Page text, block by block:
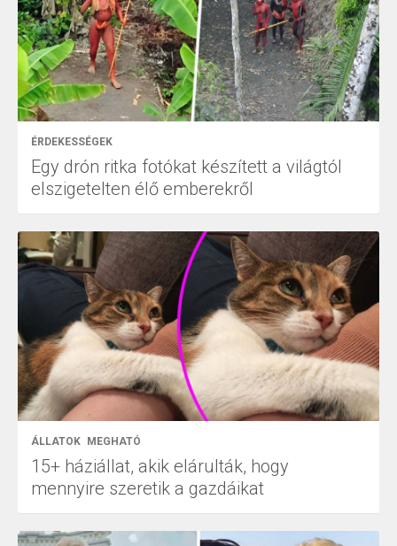
ÉRDEKESSÉGEK
Egy drón ritka fotókat készített a világtól
elszigetelten élő emberekről
ÁLLATOK MEGHATÓ
15+ háziállat, akik elárulták, hogy
mennyire szeretik a gazdáikat